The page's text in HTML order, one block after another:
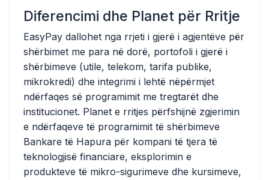
Diferencimi dhe Planet për Rritje
EasyPay dallohet nga rrjeti i gjerë i agjentëve për
shërbimet me para në dorë, portofoli i gjerë i
shërbimeve (utile, telekom, tarifa publike,
mikrokredi) dhe integrimi i lehtë nëpërmjet
ndërfaqes së programimit me tregtarët dhe
institucionet. Planet e rritjes përfshijnë zgjerimin
e ndërfaqeve të programimit të shërbimeve
Bankare të Hapura për kompani të tjera të
teknologjisë financiare, eksplorimin e
produkteve të mikro-sigurimeve dhe kursimeve,